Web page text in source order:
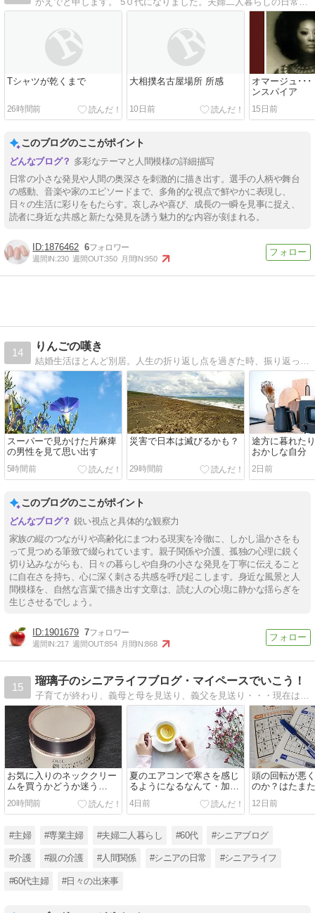
Tシャツが乾くまで
26時間前
大相撲名古屋場所 所感
10日前
オマージュ･･
ンスパイア
15日前
このブログのここがポイント
多彩なテーマと人間模様の詳細描写
日常の小さな発見や人間の奥深さを刺激的に描き出す。選手の人柄や舞台
の感動、音楽や家のエピソードまで、多角的な視点で鮮やかに表現し、
日々の生活に彩りをもたらす。哀しみや喜び、成長の一瞬を見事に捉え、
読者に身近な共感と新たな発見を誘う魅力的な内容が刻まれる。
1876462 6
週間IN:230 週間OUT:350 月間IN:950
14
りんごの嘆き
結婚生活ほとんど別居。人生の折り返し点を過ぎた時、振り返ってみる。これで良かったのか。これからは自分らしく生きたいとつぶやく。
スーパーで見かけた片麻痺
の男性を見て思い出す
5時間前
災害で日本は滅びるかも？
29時間前
途方に暮れた
おかしな自分
2日前
このブログのここがポイント
鋭い視点と具体的な観察力
家族の縦のつながりや高齢化にまつわる現実を冷徹に、しかし温かさをも
って見つめる筆致で綴られています。親子関係や介護、孤独の心理に鋭く
切り込みながらも、日々の暮らしや自身の小さな発見を丁寧に伝えること
に自在さを持ち、心に深く刺さる共感を呼び起こします。身近な風景と人
間模様を、自然な言葉で描き出す文章は、読む人の心境に静かな揺らぎを
生じさせるでしょう。
1901679 7
週間IN:217 週間OUT:854 月間IN:868
15
瑠璃子のシニアライフブログ・マイペースでいこう！
子育てが終わり、義母と母を見送り、義父を見送り・・・現在は施設で暮らす父のサポート中。夫、子ども、親のためだけでなく、自分の時間も大事にマイペースで生きていきたい・・・。
お気に入りのネッククリー
ムを買うかどうか迷う
（DHCコンセントレートネ
ッククリーム）
20時間前
夏のエアコンで寒さを感じ
るようになるなんて・加齢
による冷え対策
4日前
頭の回転が悪
のか？はたま
になってきた
12日前
#主婦 #専業主婦 #夫婦二人暮らし #60代 #シニアブログ
#介護 #親の介護 #人間関係 #シニアの日常 #シニアライフ
#60代主婦 #日々の出来事